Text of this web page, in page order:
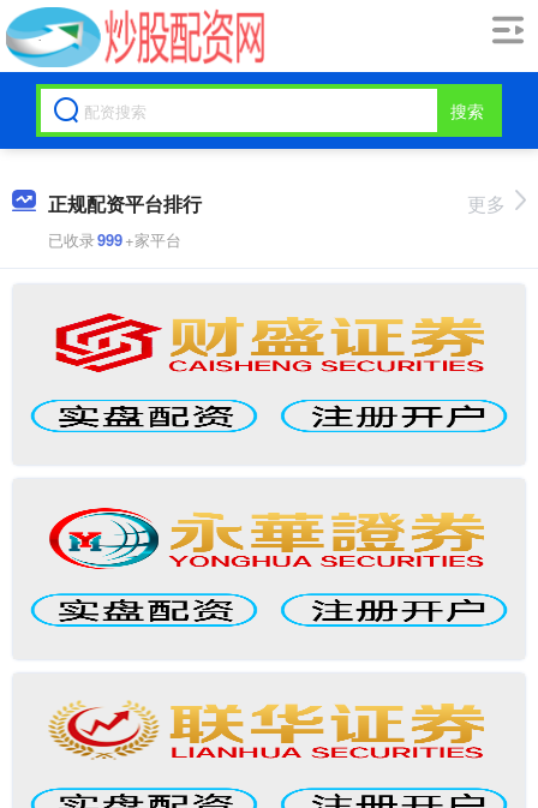
搜索
正规配资平台排行
已收录999+家平台
更多